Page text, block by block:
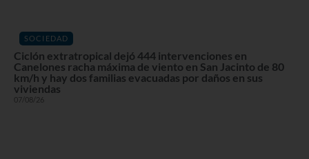
SOCIEDAD
Ciclón extratropical dejó 444 intervenciones en
Canelones racha máxima de viento en San Jacinto de 80
km/h y hay dos familias evacuadas por daños en sus
viviendas
07/08/26